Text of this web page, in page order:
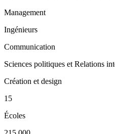
Management
Ingénieurs
Communication
Sciences politiques et Relations
Création et design
15
Écoles